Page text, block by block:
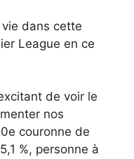
dans cette
League en ce
de voir le
nos
couronne de
%, personne à